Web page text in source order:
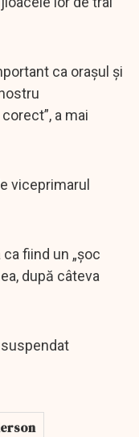
ca orașul și
a mai
viceprimarul
fiind un „șoc
după câteva